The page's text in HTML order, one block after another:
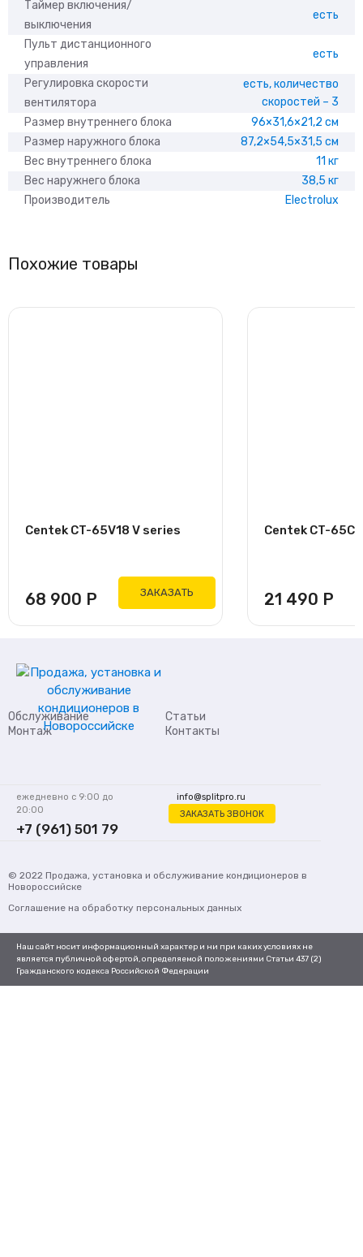
Таймер включения/
выключения
есть
Пульт дистанционного
управления
есть
Регулировка скорости
вентилятора
есть, количество
скоростей – 3
Размер внутреннего блока
96×31,6×21,2 см
Размер наружного блока
87,2×54,5×31,5 см
Вес внутреннего блока
11 кг
Вес наружнего блока
38,5 кг
Производитель
Electrolux
Похожие товары
Centek CT-65V18 V series
68 900 Р ЗАКАЗАТЬ
Centek CT-
21 490 Р
Обслуживание
Монтаж
Статьи
Контакты
info@splitpro.ru
ЗАКАЗАТЬ ЗВОНОК
ежедневно с 9:00 до
20:00
+7 (961) 501 79
© 2022 Продажа, установка и обслуживание кондиционеров в
Новороссийске
Соглашение на обработку персональных данных
Наш сайт носит информационный характер и ни при каких условиях не
является публичной офертой, определяемой положениями Статьи 437 (2)
Гражданского кодекса Российской Федерации